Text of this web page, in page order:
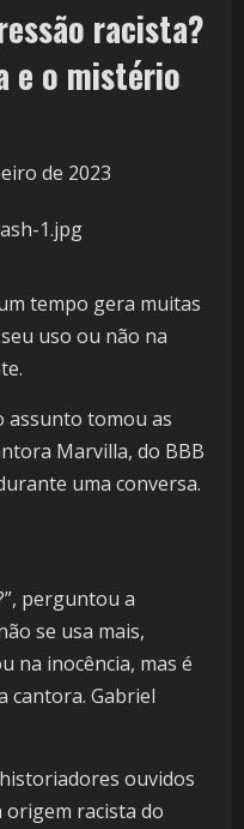
racista?
e o mistério
de 2023
tempo gera muitas
uso ou não na
assunto tomou as
Marvilla, do BBB
uma conversa.
perguntou a
se usa mais,
na inocência, mas é
cantora. Gabriel
ouvidos
origem racista do